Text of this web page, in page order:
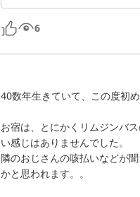
6
40数年生きていて、この度初
お宿は、とにかくリムジンバ
い感じはありませんでした。
隣のおじさんの咳払いなどが
かと思われます。。